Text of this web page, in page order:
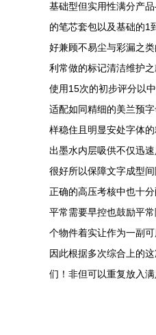
基础型但实用性满分产
的笔芯套包以及基础的1
好兼顾不易尘与彩漏之
利常做的标记清洁维护
使用15次的初步评分以
适配如同精细的美兰预
样稳住且明显安处字体
出墨水内层吸供不仅迅
很好所以保障文字成型
正确的高压考核中也十
平常需要早控也鼓励平
个物件着实让作为一副
因此根据多次综合上的
们！非但可以重复放入